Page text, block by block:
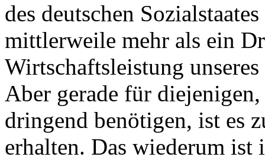
des deutschen
mittlerweile mehr als ein
Wirtschaftsleistung
Aber gerade für
dringend benötigen, ist es
erhalten. Das wiederum ist